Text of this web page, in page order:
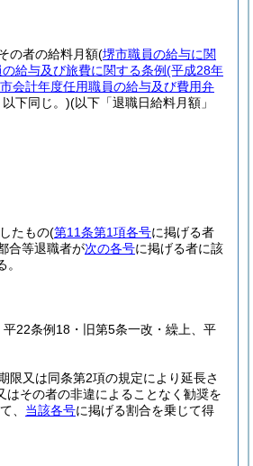
の者の給料月額(堺市職員の給与に関
給与及び旅費に関する条例(平成28年
会計年度任用職員の給与及び費用弁
下同じ。)(以下「退職日給料月額」
たもの(第11条第1項各号に掲げる者
合等退職者が次の各号に掲げる者に該
22条例18・旧第5条一改・繰上、平
限又は同条第2項の規定により延長さ
はその者の非違によることなく勧奨を
、 当該各号に掲げる割合を乗じて得